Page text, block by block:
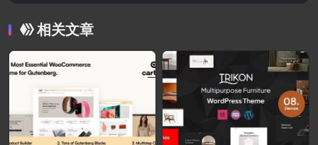
相关文章